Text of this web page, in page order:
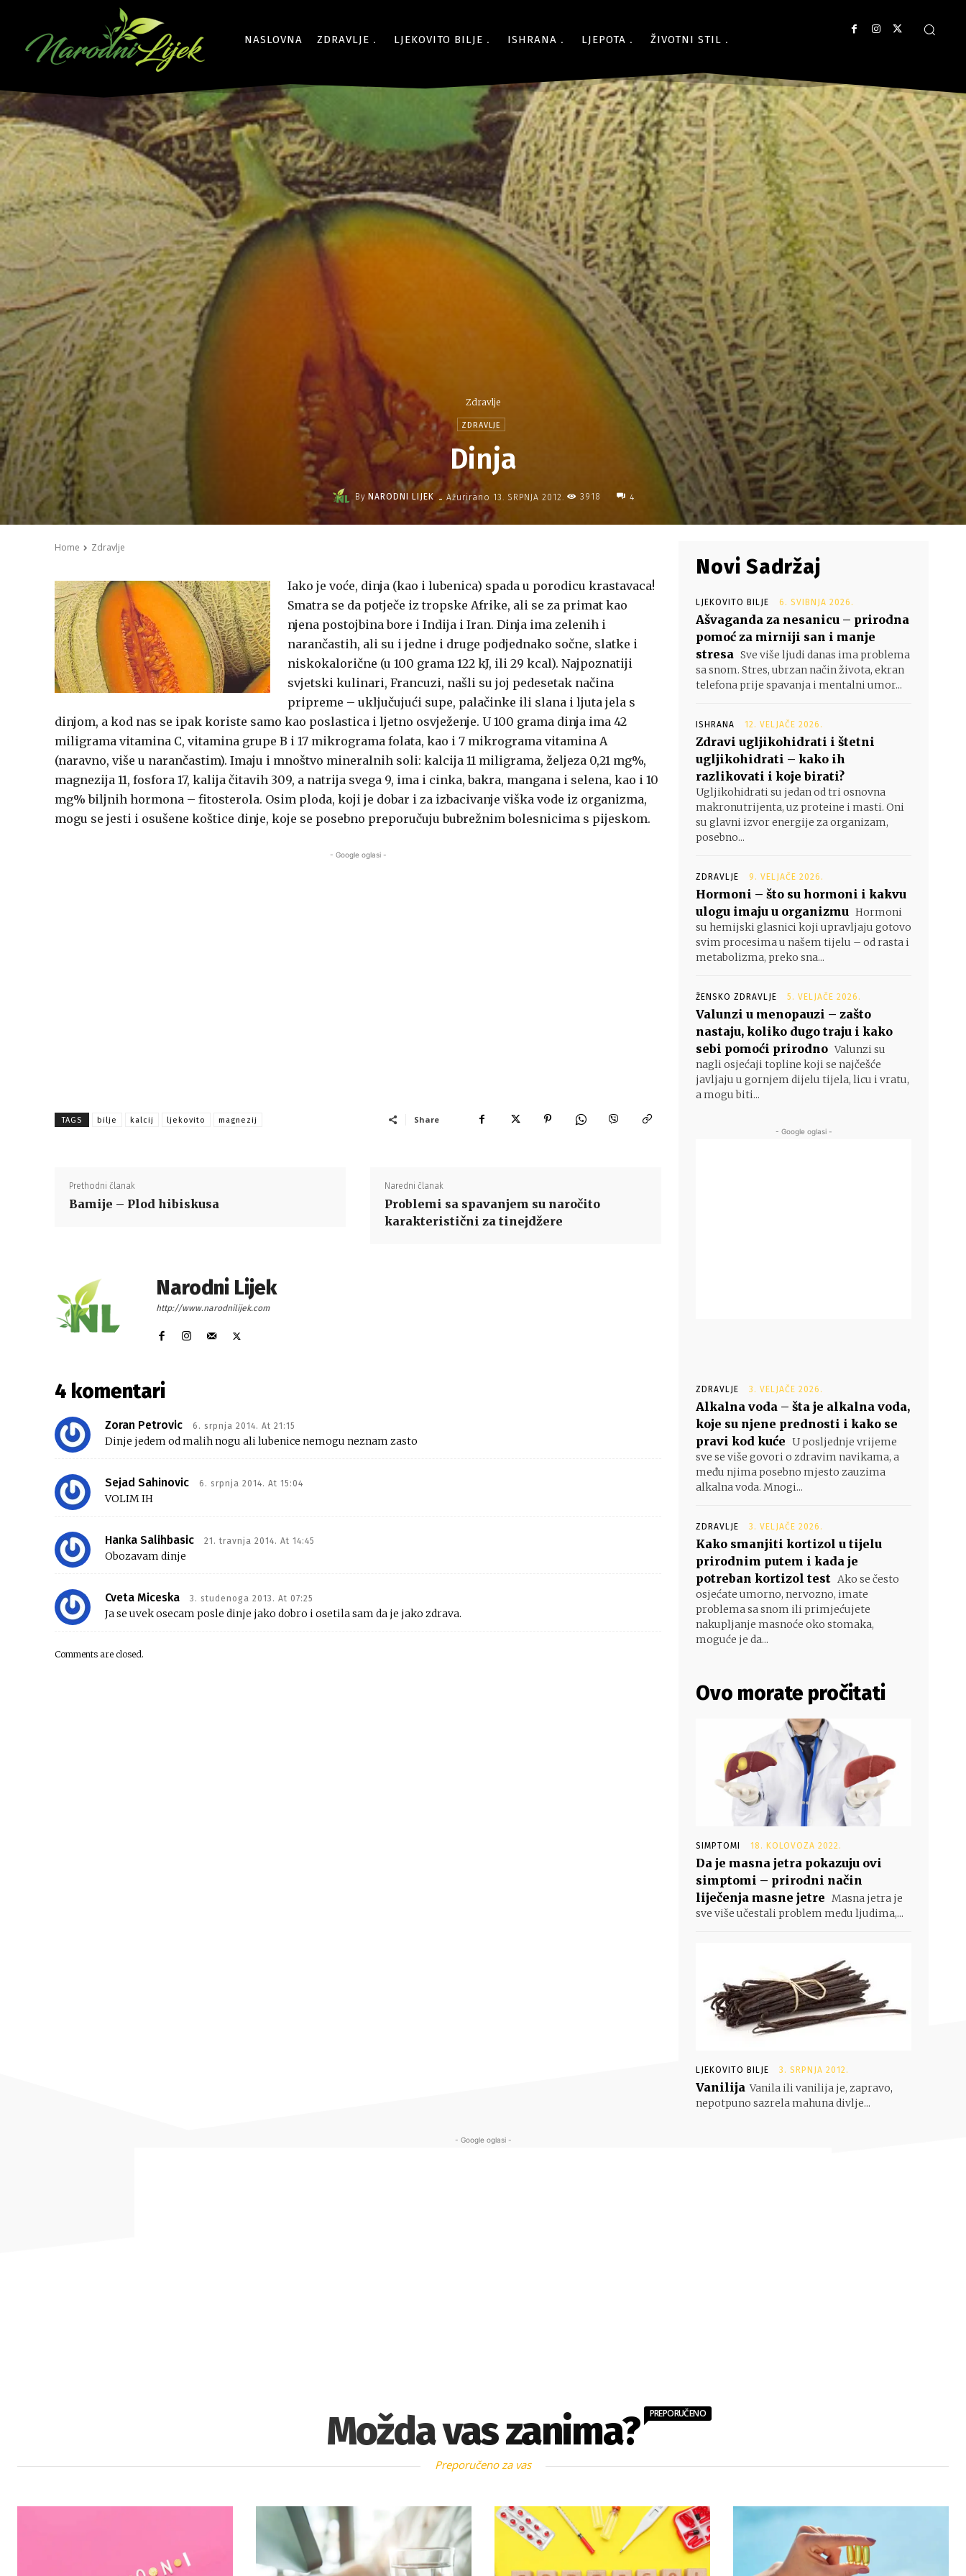
NASLOVNA ZDRAVLJE LJEKOVITO BILJE ISHRANA LJEPOTA ŽIVOTNI STIL
Zdravlje
ZDRAVLJE
Dinja
By NARODNI LIJEK - Ažurirano 13. SRPNJA 2012. 3918 4
Home Zdravlje
Iako je voće, dinja (kao i lubenica) spada u porodicu krastavaca!
Smatra se da potječe iz tropske Afrike, ali se za primat kao
njena postojbina bore i Indija i Iran. Dinja ima zelenih i
narančastih, ali su i jedne i druge podjednako sočne, slatke i
niskokalorične (u 100 grama 122 kJ, ili 29 kcal). Najpoznatiji
svjetski kulinari, Francuzi, našli su joj pedesetak načina
pripreme – uključujući supe, palačinke ili slana i ljuta jela s
dinjom, a kod nas se ipak koriste samo kao poslastica i ljetno osvježenje. U 100 grama dinja ima 42
miligrama vitamina C, vitamina grupe B i 17 mikrograma folata, kao i 7 mikrograma vitamina A
(naravno, više u narančastim). Imaju i mnoštvo mineralnih soli: kalcija 11 miligrama, željeza 0,21 mg%,
magnezija 11, fosfora 17, kalija čitavih 309, a natrija svega 9, ima i cinka, bakra, mangana i selena, kao i 10
mg% biljnih hormona – fitosterola. Osim ploda, koji je dobar i za izbacivanje viška vode iz organizma,
mogu se jesti i osušene koštice dinje, koje se posebno preporučuju bubrežnim bolesnicima s pijeskom.
- Google oglasi -
TAGS bilje kalcij ljekovito magnezij Share
Prethodni članak
Bamije – Plod hibiskusa
Naredni članak
Problemi sa spavanjem su naročito
karakteristični za tinejdžere
Narodni Lijek
http://www.narodnilijek.com
4 komentari
Zoran Petrovic 6. srpnja 2014. At 21:15
Dinje jedem od malih nogu ali lubenice nemogu neznam zasto
Sejad Sahinovic 6. srpnja 2014. At 15:04
VOLIM IH
Hanka Salihbasic 21. travnja 2014. At 14:45
Obozavam dinje
Cveta Miceska 3. studenoga 2013. At 07:25
Ja se uvek osecam posle dinje jako dobro i osetila sam da je jako zdrava.
Comments are closed.
Novi Sadržaj
LJEKOVITO BILJE 6. SVIBNJA 2026.
Ašvaganda za nesanicu – prirodna
pomoć za mirniji san i manje
stresa Sve više ljudi danas ima problema
sa snom. Stres, ubrzan način života, ekran
telefona prije spavanja i mentalni umor...
ISHRANA 12. VELJAČE 2026.
Zdravi ugljikohidrati i štetni
ugljikohidrati – kako ih
razlikovati i koje birati?
Ugljikohidrati su jedan od tri osnovna
makronutrijenta, uz proteine i masti. Oni
su glavni izvor energije za organizam,
posebno...
ZDRAVLJE 9. VELJAČE 2026.
Hormoni – što su hormoni i kakvu
ulogu imaju u organizmu Hormoni
su hemijski glasnici koji upravljaju gotovo
svim procesima u našem tijelu – od rasta i
metabolizma, preko sna...
ŽENSKO ZDRAVLJE 5. VELJAČE 2026.
Valunzi u menopauzi – zašto
nastaju, koliko dugo traju i kako
sebi pomoći prirodno Valunzi su
nagli osjećaji topline koji se najčešće
javljaju u gornjem dijelu tijela, licu i vratu,
a mogu biti...
- Google oglasi -
ZDRAVLJE 3. VELJAČE 2026.
Alkalna voda – šta je alkalna voda,
koje su njene prednosti i kako se
pravi kod kuće U posljednje vrijeme
sve se više govori o zdravim navikama, a
među njima posebno mjesto zauzima
alkalna voda. Mnogi...
ZDRAVLJE 3. VELJAČE 2026.
Kako smanjiti kortizol u tijelu
prirodnim putem i kada je
potreban kortizol test Ako se često
osjećate umorno, nervozno, imate
problema sa snom ili primjećujete
nakupljanje masnoće oko stomaka,
moguće je da...
Ovo morate pročitati
SIMPTOMI 18. KOLOVOZA 2022.
Da je masna jetra pokazuju ovi
simptomi – prirodni način
liječenja masne jetre Masna jetra je
sve više učestali problem među ljudima,...
LJEKOVITO BILJE 3. SRPNJA 2012.
Vanilija Vanila ili vanilija je, zapravo,
nepotpuno sazrela mahuna divlje...
- Google oglasi -
Možda vas zanima? PREPORUČENO
Preporučeno za vas